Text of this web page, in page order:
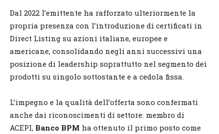
Dal 2022 l’emittente ha rafforzato ulteriormente la
propria presenza con l’introduzione di certificati in
Direct Listing su azioni italiane, europee e
americane, consolidando negli anni successivi una
posizione di leadership soprattutto nel segmento dei
prodotti su singolo sottostante e a cedola fissa.
L’impegno e la qualità dell’offerta sono confermati
anche dai riconoscimenti di settore: membro di
ACEPI, Banco BPM ha ottenuto il primo posto come